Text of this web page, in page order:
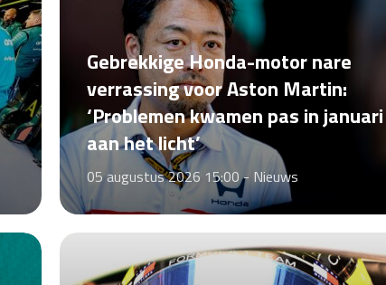
Gebrekkige Honda-motor nare
verrassing voor Aston Martin:
‘Problemen kwamen pas in januari
aan het licht’
05 augustus 2026 15:00 - Nieuws